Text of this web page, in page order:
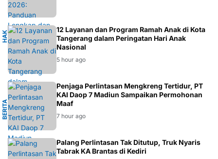
H
A
K
A
N
AK
12 Layanan dan Program Ramah Anak di Kota
Tangerang dalam Peringatan Hari Anak
Nasional
5 hour ago
B
E
R
I
T
A
M
E
N
G
K
R
E
NG
Penjaga Perlintasan Mengkreng Tertidur, PT
KAI Daop 7 Madiun Sampaikan Permohonan
Maaf
7 hour ago
BERITA
Palang Perlintasan Tak Ditutup, Truk Nyaris
Tabrak KA Brantas di Kediri